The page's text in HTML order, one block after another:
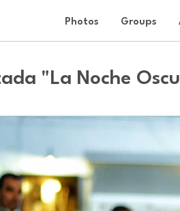
Photos Groups
"La Noche